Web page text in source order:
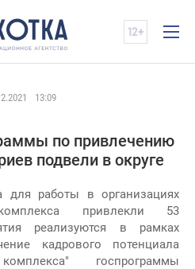
13:09
по привлечению
подвели в округе
для работы в организациях
привлекли 53
реализуются в рамках
кадрового потенциала
госпрограммы